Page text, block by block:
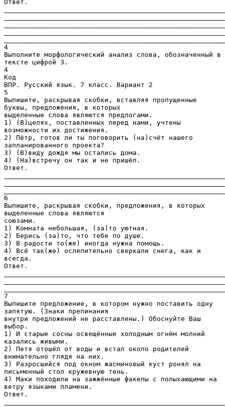
Ответ.
4
Выполните морфологический анализ слова, обозначенный в
тексте цифрой 3.
4
Код
ВПР. Русский язык. 7 класс. Вариант 2
5
Выпишите, раскрывая скобки, вставляя пропущенные
буквы, предложения, в которых
выделенные слова являются предлогами.
1) (В)целях, поставленных перед нами, учтены
возможности их достижения.
2) Пётр, готов ли ты поговорить (на)счёт нашего
запланированного проекта?
3) (В)виду дождя мы остались дома.
4) (На)встречу он так и не пришёл.
Ответ.
6
Выпишите, раскрывая скобки, предложения, в которых
выделенные слова являются
союзами.
1) Комната небольшая, (за)то уютная.
2) Берись (за)то, что тебе по душе.
3) В радости то(же) иногда нужна помощь.
4) Всё так(же) ослепительно сверкали снега, как и
всегда.
Ответ.
7
Выпишите предложение, в котором нужно поставить одну
запятую. (Знаки препинания
внутри предложений не расставлены.) Обоснуйте Ваш
выбор.
1) И старые сосны освещённые холодным огнём молний
казались живыми.
2) Петя отошёл от воды и встал около родителей
внимательно глядя на них.
3) Разросшийся под окном жасминовый куст ронял на
письменный стол кружевную тень.
4) Маки походили на зажжённые факелы с полыхающими на
ветру языками пламени.
Ответ.